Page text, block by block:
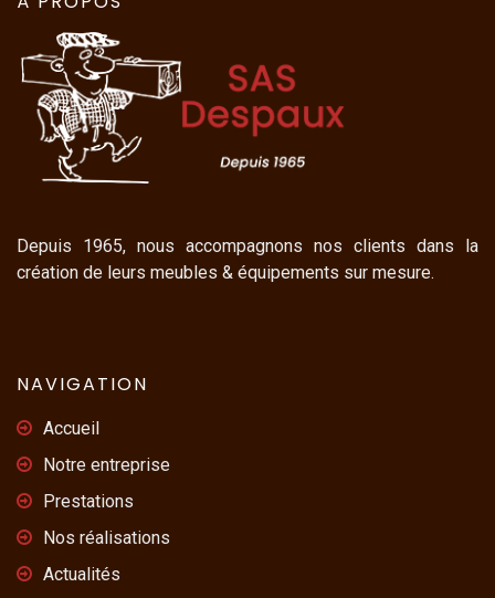
Depuis 1965, nous accompagnons nos clients dans la
création de leurs meubles & équipements sur mesure.
NAVIGATION
Accueil
Notre entreprise
Prestations
Nos réalisations
Actualités